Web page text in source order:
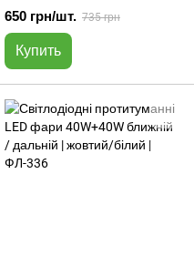
прямоугольная | ФЛ-311
650 грн/шт. 735 грн
Купить